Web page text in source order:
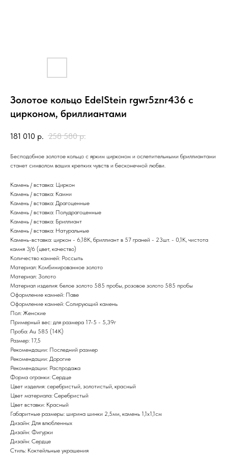
Золотое кольцо EdelStein rgwr5znr436 с
цирконом, бриллиантами
181 010 р. 258 580 р.
Бесподобное золотое кольцо с ярким цирконом и ослепительными бриллиантами
станет символом ваших крепких чувств и бесконечной любви.
Камень / вставка: Циркон
Камень / вставка: Камни
Камень / вставка: Драгоценные
Камень / вставка: Полудрагоценные
Камень / вставка: Бриллиант
Камень / вставка: Натуральные
Камень-вставка: циркон - 6,18К, бриллиант в 57 граней - 23шт. - 0,1К, чистота
камня 3/6 (цвет, качество)
Количество камней: Россыпь
Материал: Комбинированное золото
Материал: Золото
Материал изделия: белое золото 585 пробы, розовое золото 585 пробы
Оформление камней: Паве
Оформление камней: Солирующий камень
Пол: Женские
Примерный вес: для размера 17-5 - 5,39г
Проба: Au 585 (14K)
Размер: 17,5
Рекомендации: Последний размер
Рекомендации: Дорогие
Рекомендации: Распродажа
Форма огранки: Сердце
Цвет изделия: серебристый, золотистый, красный
Цвет материала: Серебристый
Цвет вставки: Красный
Габаритные размеры: ширина шинки 2,5мм, камень 1,1х1,1см
Дизайн: Для влюбленных
Дизайн: Фигурки
Дизайн: Сердце
Стиль: Коктейльные украшения